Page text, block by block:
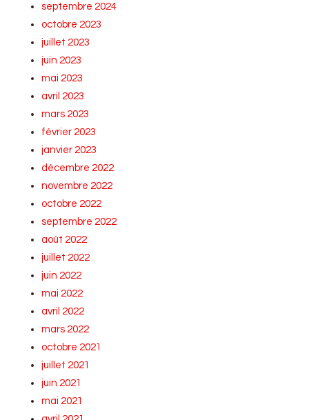
septembre 2024
octobre 2023
juillet 2023
juin 2023
mai 2023
avril 2023
mars 2023
février 2023
janvier 2023
décembre 2022
novembre 2022
octobre 2022
septembre 2022
août 2022
juillet 2022
juin 2022
mai 2022
avril 2022
mars 2022
octobre 2021
juillet 2021
juin 2021
mai 2021